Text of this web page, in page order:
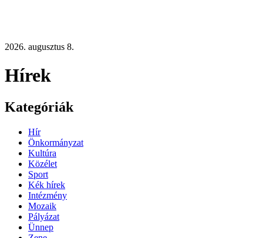
2026. augusztus 8.
Hírek
Kategóriák
Hír
Önkormányzat
Kultúra
Közélet
Sport
Kék hírek
Intézmény
Mozaik
Pályázat
Ünnep